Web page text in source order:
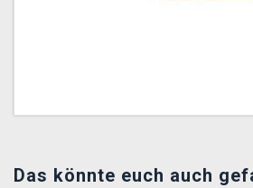
Das könnte euch auch